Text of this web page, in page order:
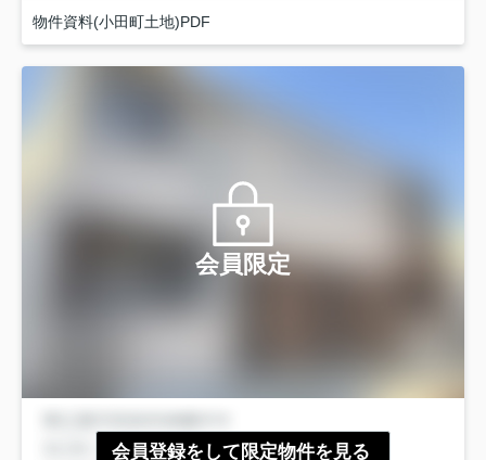
物件資料(小田町土地)PDF
会員限定
会員登録をして限定物件を見る